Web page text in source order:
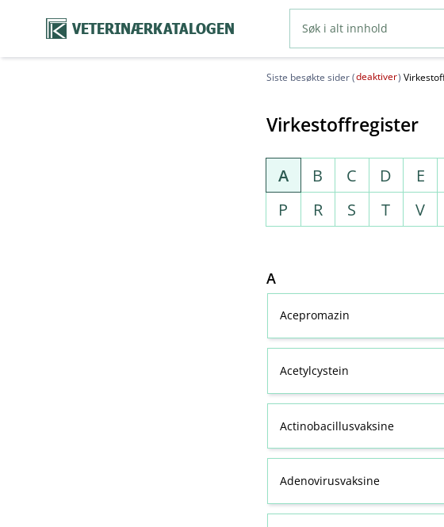
VETERINÆRKATALOGEN
Siste besøkte sider (deaktiver)
Virkestoffregister
A B C D E
P
R S T V
A
Acepromazin
Acetylcystein
Actinobacillusvaksine
Adenovirusvaksine